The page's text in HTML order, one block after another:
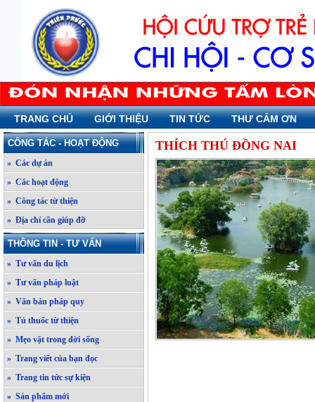
TRANG CHỦ GIỚI THIỆU TIN TỨC THƯ CẢM ƠN
CÔNG TÁC - HOẠT ĐỘNG
» Các dự án
» Các hoạt động
» Công tác từ thiện
» Địa chỉ cần giúp đỡ
THÔNG TIN - TƯ VẤN
» Tư vấn du lịch
» Tư vấn pháp luật
» Văn bản pháp quy
» Tủ thuốc từ thiện
» Mẹo vặt trong đời sống
» Trang viết của bạn đọc
» Trang tin tức sự kiện
» Sản phẩm mới
THÍCH THÚ ĐỒNG NAI